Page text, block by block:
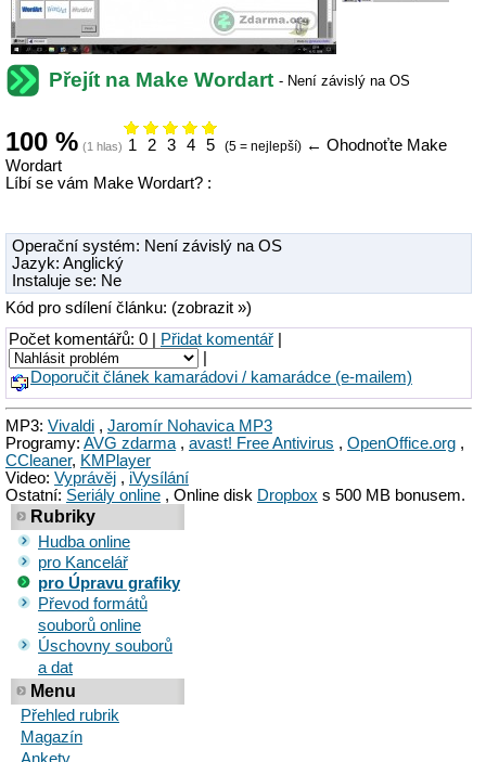
Přejít na Make Wordart - Není závislý na OS
100 % (1 hlas) 1 2 3 4 5 (5 = nejlepší) ← Ohodnoťte Make
Wordart
Líbí se vám Make Wordart? :
Operační systém: Není závislý na OS
Jazyk: Anglický
Instaluje se: Ne
Kód pro sdílení článku: (zobrazit »)
Počet komentářů: 0 |
Přidat komentář
Doporučit článek kamarádovi / kamarádce (e-mailem)
MP3: Vivaldi , Jaromír Nohavica MP3
Programy: AVG zdarma , avast! Free Antivirus , OpenOffice.org ,
CCleaner, KMPlayer
Video: Vyprávěj , iVysílání
Ostatní: Seriály online , Online disk Dropbox s 500 MB bonusem.
Rubriky
Hudba online
pro Kancelář
pro Úpravu grafiky
Převod formátů
souborů online
Úschovny souborů
a dat
Menu
Přehled rubrik
Magazín